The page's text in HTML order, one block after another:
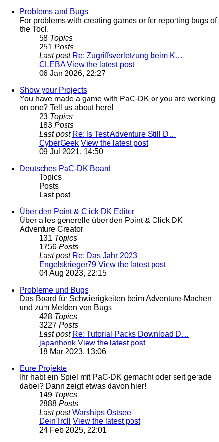
Problems and Bugs
For problems with creating games or for reporting bugs of
the Tool.
58 Topics
251 Posts
Last post Re: Zugriffsverletzung beim K…
CLEBA View the latest post
06 Jan 2026, 22:27
Show your Projects
You have made a game with PaC-DK or you are working
on one? Tell us about here!
23 Topics
183 Posts
Last post Re: Is Test Adventure Still D…
CyberGeek View the latest post
09 Jul 2021, 14:50
Deutsches PaC-DK Board
Topics
Posts
Last post
Über den Point & Click DK Editor
Über alles generelle über den Point & Click DK
Adventure Creator
131 Topics
1756 Posts
Last post Re: Das Jahr 2023
Engelskrieger79 View the latest post
04 Aug 2023, 22:15
Probleme und Bugs
Das Board für Schwierigkeiten beim Adventure-Machen
und zum Melden von Bugs
428 Topics
3227 Posts
Last post Re: Tutorial Packs Download D…
japanhonk View the latest post
18 Mar 2023, 13:06
Eure Projekte
Ihr habt ein Spiel mit PaC-DK gemacht oder seit gerade
dabei? Dann zeigt etwas davon hier!
149 Topics
2888 Posts
Last post Warships Ostsee
DeinTroll
View the latest post
24 Feb 2025, 22:01